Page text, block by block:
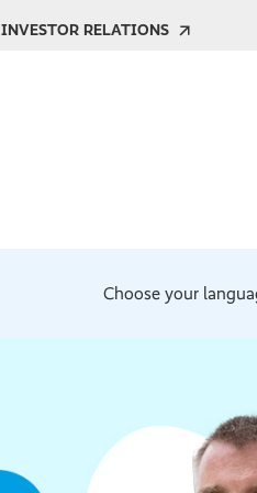
INVESTOR RELATIONS
Choose your